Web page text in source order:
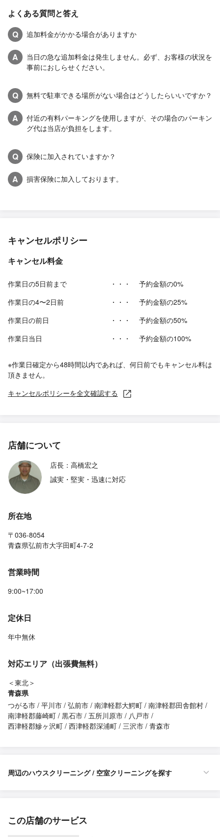
よくある質問と答え
Q
追加料金がかかる場合がありますか
A
当日の急な追加料金は発生しません。必ず、お客様の状況を
事前におしらせください。
Q 無料で駐車できる場所がない場合はどうしたらいいですか？
A
付近の有料パーキングを使用しますが、その場合のパーキン
グ代は当店が負担をします。
Q 保険に加入されていますか？
A 損害保険に加入しております。
キャンセルポリシー
キャンセル料金
作業日の5日前まで ・・・
予約金額の0%
作業日の4〜2日前
・・・
予約金額の25%
作業日の前日
・・・
予約金額の50%
作業日当日
・・・ 予約金額の100%
※作業日確定から48時間以内であれば、何日前でもキャンセル料は
頂きません。
キャンセルポリシーを全文確認する
店舗について
店長：高橋宏之
誠実・堅実・迅速に対応
所在地
〒036-8054
青森県弘前市大字田町4-7-2
営業時間
9:00~17:00
定休日
年中無休
対応エリア（出張費無料）
＜東北＞
青森県
つがる市 平川市 弘前市 南津軽郡大鰐町 南津軽郡田舎館村
南津軽郡藤崎町 黒石市 五所川原市
八戸市
西津軽郡鰺ヶ沢町 西津軽郡深浦町 三沢市 青森市
周辺のハウスクリーニング / 空室クリーニングを探す
この店舗のサービス